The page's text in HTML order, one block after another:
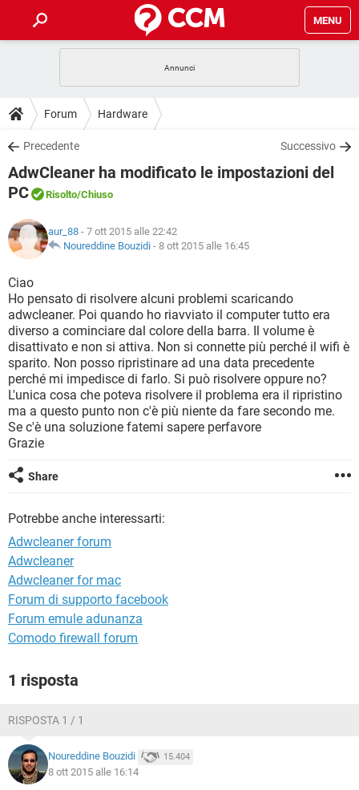
MENU
INTRATTENIMENTO
iOS
INSTAGRAM WHATSAPP
TIKTOK
HARDWARE
GUIDE
COVID-19
iOS
TIKTOK FACEBOOK
DOWNLOAD
COVID-19 GAMING
INTRATTENIMENTO
iOS
INSTAGRAM
TIKTOK
HARDWARE
FORUM
INTRATTENIMENTO ANDROID
INSTAGRAM WHATSAPP
TIKTOK FACEBOOK
HARDWARE
GLOSSARIO
COVID-19
INTRATTENIMENTO
iOS WINDOWS 10
INSTAGRAM WHATSAPP
TIKTOK FACEBOOK
HARDWARE
Forum Hardware
Precedente Successivo
AdwCleaner ha modificato le impostazioni del
PC
Risolto/Chiuso
aur_88 - 7 ott 2015 alle 22:42
Noureddine Bouzidi - 8 ott 2015 alle 16:45
Ciao
Ho pensato di risolvere alcuni problemi scaricando
adwcleaner. Poi quando ho riavviato il computer tutto era
diverso a cominciare dal colore della barra. Il volume è
disattivato e non si attiva. Non si connette più perché il wifi è
sparito. Non posso ripristinare ad una data precedente
perché mi impedisce di farlo. Si può risolvere oppure no?
L'unica cosa che poteva risolvere il problema era il ripristino
ma a questo punto non c'è più niente da fare secondo me.
Se c'è una soluzione fatemi sapere perfavore
Grazie
Share
Potrebbe anche interessarti:
Adwcleaner forum
Adwcleaner
Adwcleaner for mac
Forum di supporto facebook
Forum emule adunanza
Comodo firewall forum
1 risposta
RISPOSTA 1 / 1
Noureddine Bouzidi 15.404
8 ott 2015 alle 16:14